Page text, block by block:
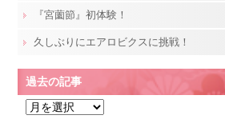
『宮薗節』初体験！
久しぶりにエアロビクスに挑戦！
過去の記事